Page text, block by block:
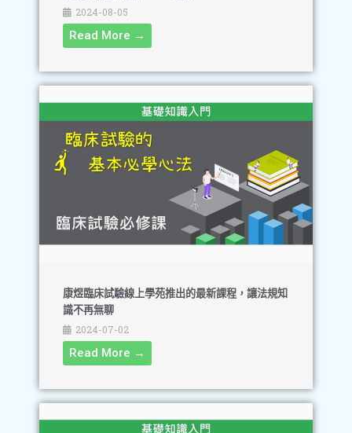
2024-08-05
Read More →
康煜臨床試驗線上學苑推出的最新課程，讓法規知
識不再無聊
2024-07-02
Read More →